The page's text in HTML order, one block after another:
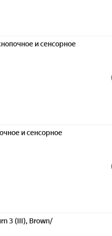
и сенсорное
и сенсорное
3 (III), Brown/